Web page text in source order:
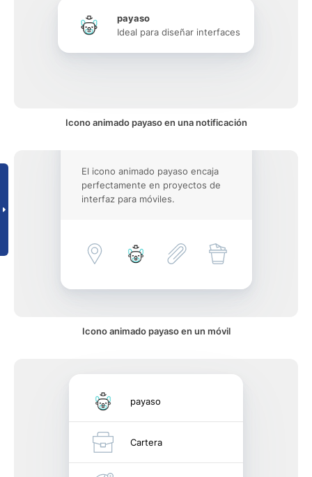
payaso
Ideal para diseñar interfaces
Icono animado payaso en una notificación
El icono animado payaso encaja
perfectamente en proyectos de
interfaz para móviles.
Icono animado payaso en un móvil
payaso
Cartera